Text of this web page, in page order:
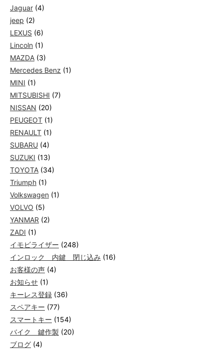
Jaguar (4)
jeep (2)
LEXUS (6)
Lincoln (1)
MAZDA (3)
Mercedes Benz (1)
MINI (1)
MITSUBISHI (7)
NISSAN (20)
PEUGEOT (1)
RENAULT (1)
SUBARU (4)
SUZUKI (13)
TOYOTA (34)
Triumph (1)
Volkswagen (1)
VOLVO (5)
YANMAR (2)
ZADI (1)
イモビライザー (248)
インロック 内鍵 閉じ込み (16)
お客様の声 (4)
お知らせ (1)
キーレス登録 (36)
スペアキー (77)
スマートキー (154)
バイク 鍵作製 (20)
ブログ (4)